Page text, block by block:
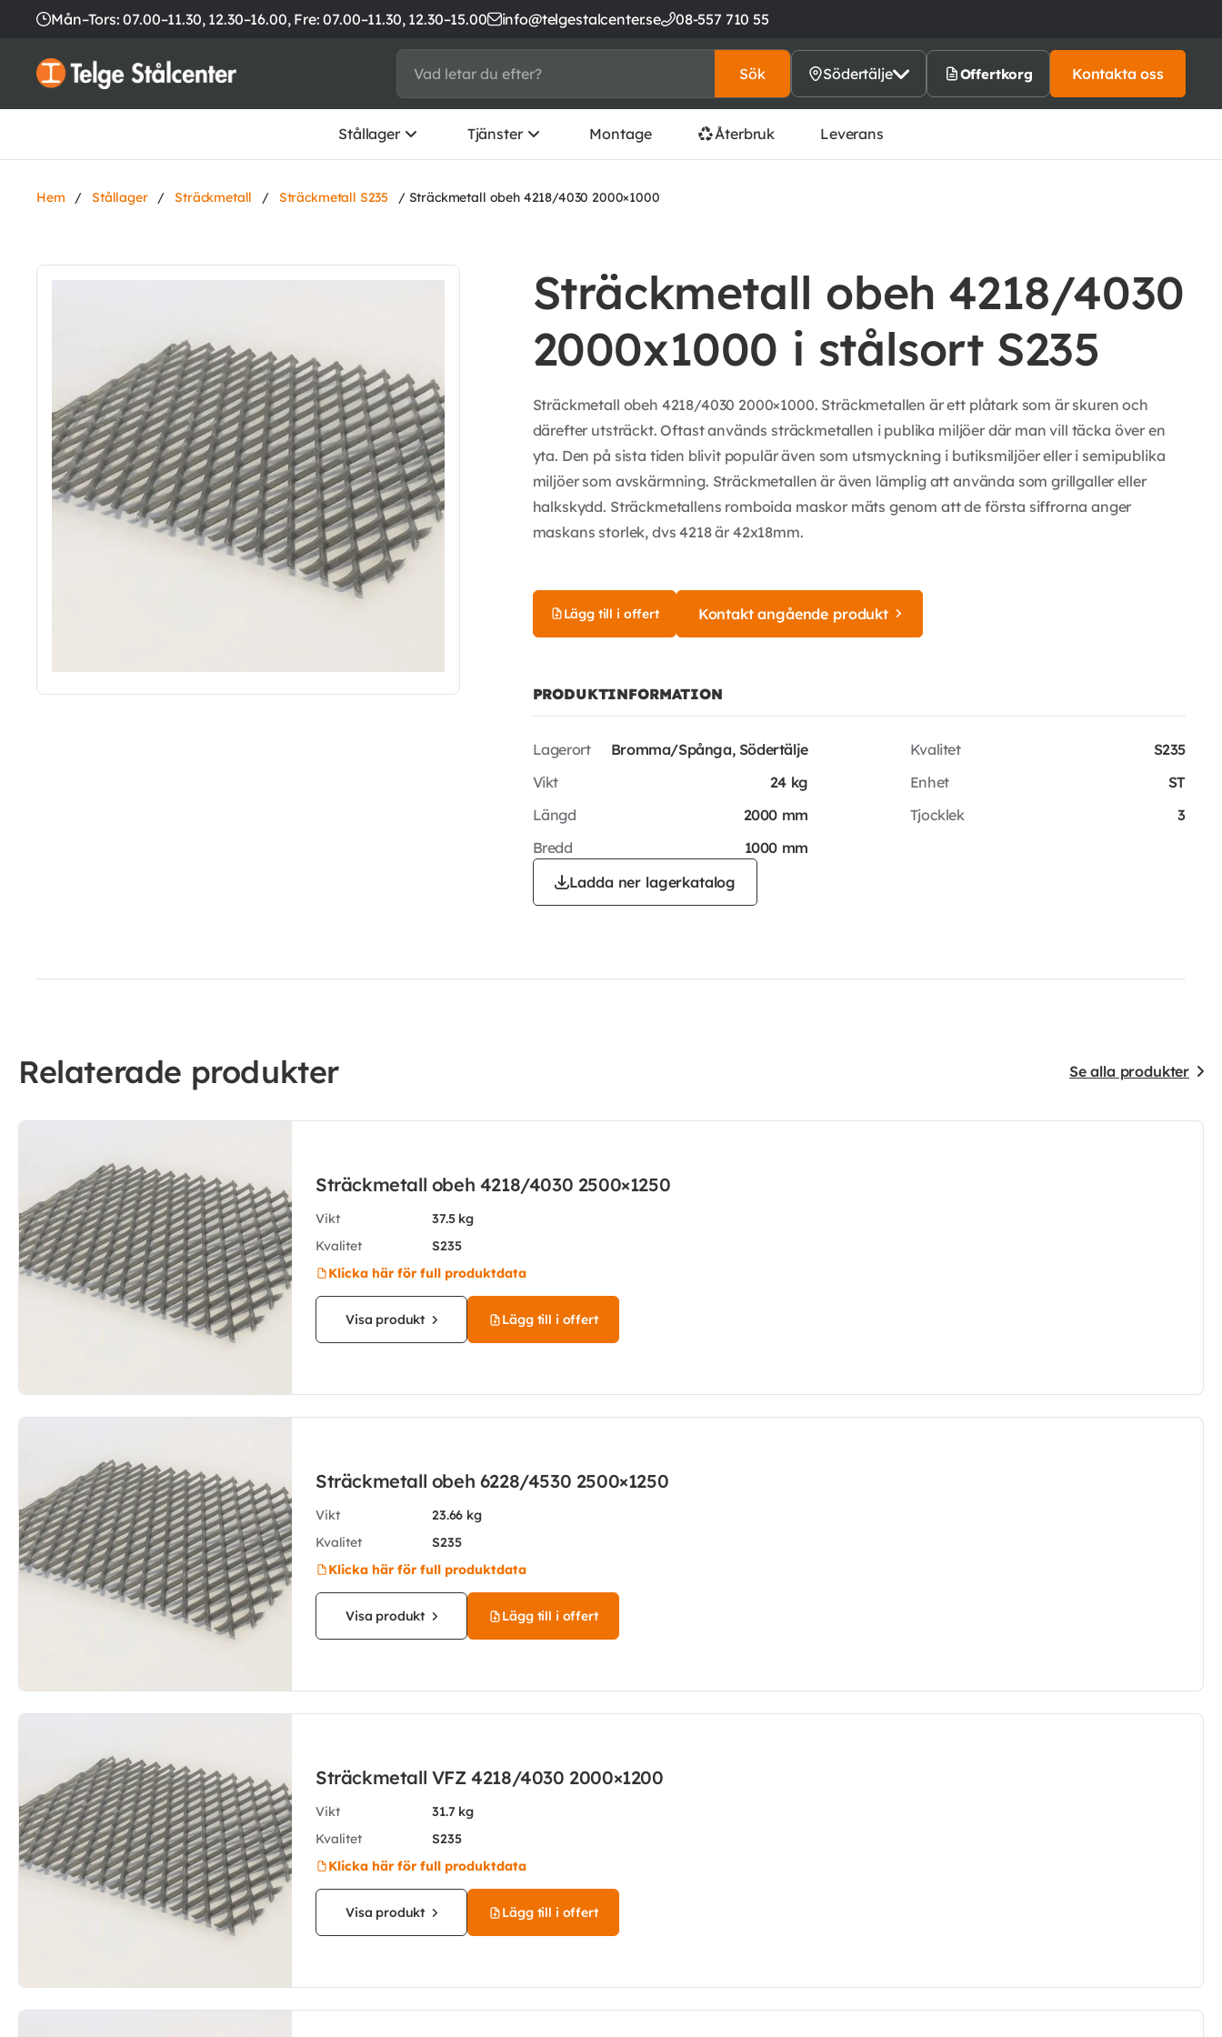
Mån–Tors: 07.00–11.30, 12.30–16.00,Fre: 07.00–11.30, 12.30–15.00 info@telgestalcenter.se 08-557 710 55
Sök Södertälje Offertkorg Kontakta oss
Stållager Tjänster Montage Återbruk Leverans
Hem / Stållager / Sträckmetall / Sträckmetall S235 / Sträckmetall obeh 4218/4030 2000×1000
Sträckmetall obeh 4218/4030
2000x1000 i stålsort S235
Sträckmetall obeh 4218/4030 2000×1000. Sträckmetallen är ett plåtark som är skuren och
därefter utsträckt. Oftast används sträckmetallen i publika miljöer där man vill täcka över en
yta. Den på sista tiden blivit populär även som utsmyckning i butiksmiljöer eller i semipublika
miljöer som avskärmning. Sträckmetallen är även lämplig att använda som grillgaller eller
halkskydd. Sträckmetallens romboida maskor mäts genom att de första siffrorna anger
maskans storlek, dvs 4218 är 42x18mm.
Lägg till i offert Kontakt angående produkt
PRODUKTINFORMATION
Lagerort
Bromma/Spånga, Södertälje
Vikt
24 kg
Längd
2000 mm
Bredd
1000 mm
Kvalitet
S235
Enhet
ST
Tjocklek
3
Ladda ner lagerkatalog
Relaterade produkter Se alla produkter
Sträckmetall obeh 4218/4030 2500×1250
Vikt
37.5 kg
Kvalitet
S235
Klicka här för full produktdata
Visa produkt Lägg till i offert
Sträckmetall obeh 6228/4530 2500×1250
Vikt
23.66 kg
Kvalitet
S235
Klicka här för full produktdata
Visa produkt Lägg till i offert
Sträckmetall VFZ 4218/4030 2000×1200
Vikt
31.7 kg
Kvalitet
S235
Klicka här för full produktdata
Visa produkt Lägg till i offert